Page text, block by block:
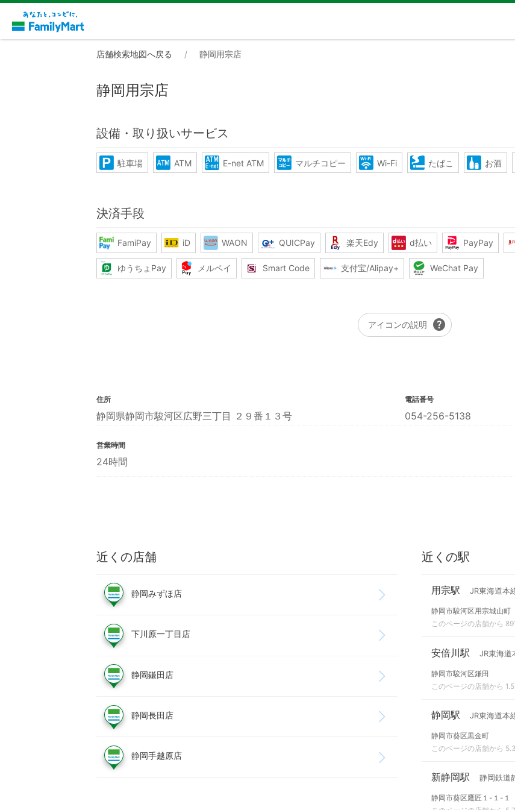
店舗検索地図へ戻る 静岡用宗店
静岡用宗店
設備・取り扱いサービス
駐車場 ATM E-net ATM マルチコピー Wi-Fi たばこ お酒
決済手段
FamiPay iD WAON QUICPay 楽天Edy d払い PayPay
ゆうちょPay メルペイ Smart Code 支付宝/Alipay+ WeChat Pay
アイコンの説明 help
住所
静岡県静岡市駿河区広野三丁目 ２９番１３号
電話番号
054-256-5138
営業時間
24時間
近くの店舗
静岡みずほ店
下川原一丁目店
静岡鎌田店
静岡長田店
静岡手越原店
近くの駅
用宗駅 JR東海道本
静岡市駿河区用宗城山町
このページの店舗から
安倍川駅 JR東海道
静岡市駿河区鎌田
このページの店舗から
静岡駅 JR東海道本
静岡市葵区黒金町
このページの店舗から
新静岡駅 静岡鉄道
静岡市葵区鷹匠１-１-１